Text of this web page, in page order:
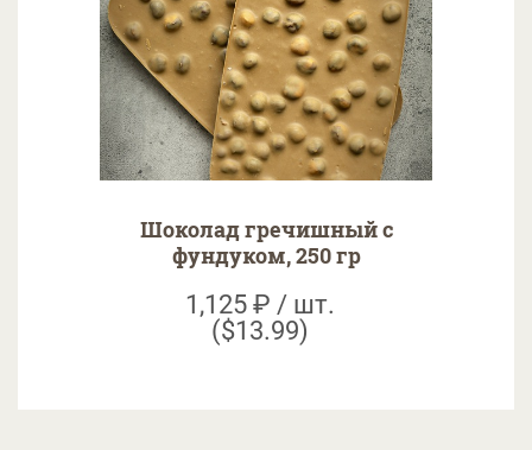
Шоколад гречишный с
фундуком, 250 гр
1,125 ₽ / шт.
($13.99)